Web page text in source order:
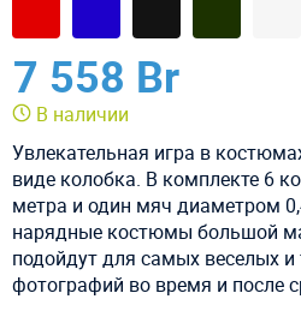
7 558 Br
В наличии
Увлекательная игра в
виде колобка. В комплекте 6
метра и один мяч диаметром
нарядные костюмы большой
подойдут для самых веселых и
фотографий во время и после